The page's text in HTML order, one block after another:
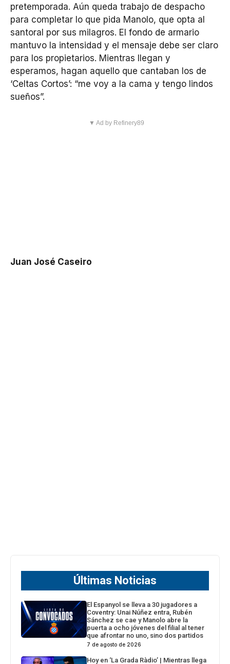
pretemporada. Aún queda trabajo de despacho
para completar lo que pida Manolo, que opta al
santoral por sus milagros. El fondo de armario
mantuvo la intensidad y el mensaje debe ser claro
para los propietarios. Mientras llegan y
esperamos, hagan aquello que cantaban los de
‘Celtas Cortos’: “me voy a la cama y tengo lindos
sueños”.
▼ Ad by Refinery89
Juan José Caseiro
Últimas Noticias
El Espanyol se lleva a 30 jugadores a
Coventry: Unai Núñez entra, Rubén
Sánchez se cae y Manolo abre la
puerta a ocho jóvenes del filial al tener
que afrontar no uno, sino dos partidos
7 de agosto de 2026
Hoy en ‘La Grada Ràdio’ | Mientras llega